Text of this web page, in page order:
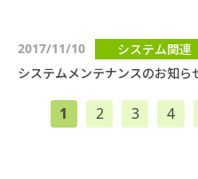
2017/11/10
システム関連
システムメンテナンスのお知
1 2 3 4